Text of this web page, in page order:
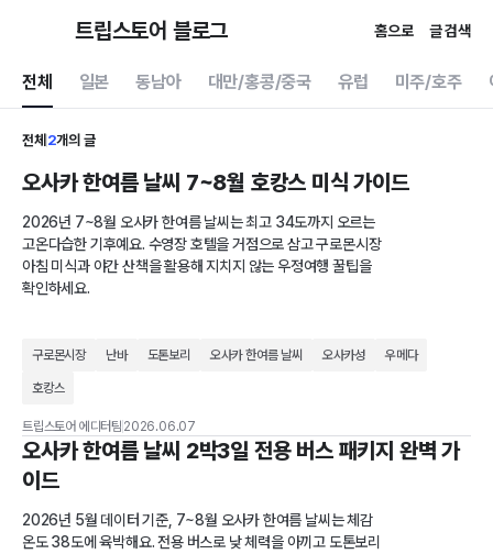
트립스토어 블로그 홈으로 글 검색
전체 일본 동남아 대만/홍콩/중국 유럽 미주/호주
전체 2개의 글
오사카 한여름 날씨 7~8월 호캉스 미식 가이드
2026년 7~8월 오사카 한여름 날씨는 최고 34도까지 오르는
고온다습한 기후예요. 수영장 호텔을 거점으로 삼고 구로몬시장
아침 미식과 야간 산책을 활용해 지치지 않는 우정여행 꿀팁을
확인하세요.
구로몬시장 난바 도톤보리 오사카 한여름 날씨 오사카성 우메다
호캉스
트립스토어 에디터팀 2026.06.07
오사카 한여름 날씨 2박3일 전용 버스 패키지 완벽 가
이드
2026년 5월 데이터 기준, 7~8월 오사카 한여름 날씨는 체감
온도 38도에 육박해요. 전용 버스로 낮 체력을 아끼고 도톤보리